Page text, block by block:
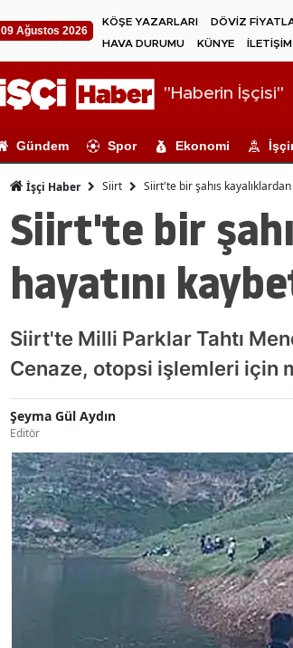
09 Ağustos 2026
KÖŞE YAZARLARI DÖVİZ
HAVA DURUMU
KÜNYE İLETİŞİM
"Haberin İşçisi"
Gündem Spor Ekonomi
İşçi Haber Siirt Siirt'te bir şahıs
Siirt'te bir
hayatını
Siirt'te Milli Parklar Tahtı
Cenaze, otopsi işlemleri için
Şeyma Gül Aydın
Editör